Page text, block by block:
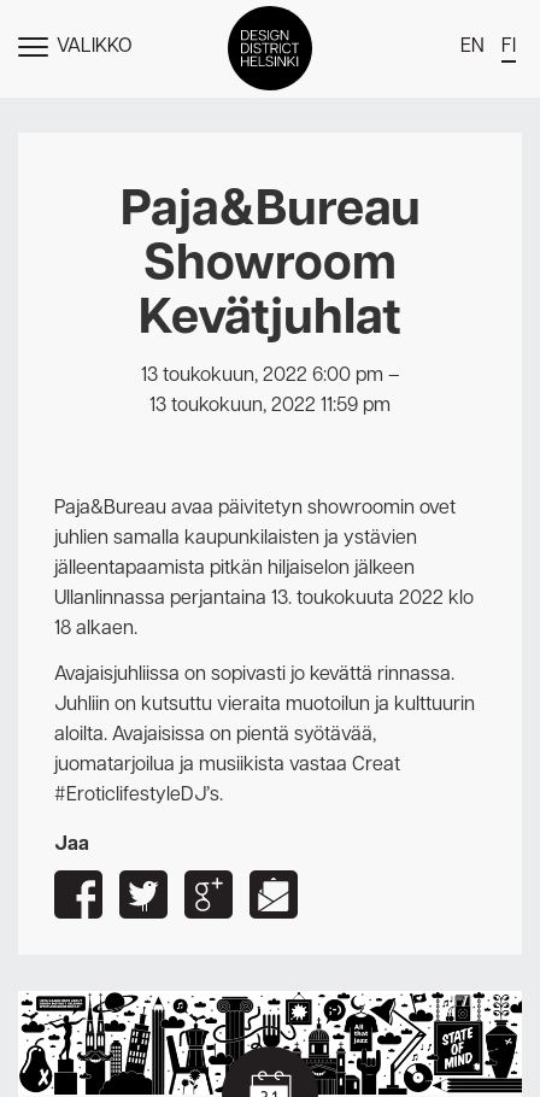
NÄYTÄVALIKKO EN FI
Jäsenet
Tapahtumat
Uutiset
Medialle
Meistä
Design District Helsingin jäsenyydestä
Paja&Bureau
Showroom
Kevätjuhlat
13 toukokuun, 2022 6:00 pm –
13 toukokuun, 2022 11:59 pm
Paja&Bureau avaa päivitetyn showroomin ovet
juhlien samalla kaupunkilaisten ja ystävien
jälleentapaamista pitkän hiljaiselon jälkeen
Ullanlinnassa perjantaina 13. toukokuuta 2022 klo
18 alkaen.
Avajaisjuhliissa on sopivasti jo kevättä rinnassa.
Juhliin on kutsuttu vieraita muotoilun ja kulttuurin
aloilta. Avajaisissa on pientä syötävää,
juomatarjoilua ja musiikista vastaa Creat
#EroticlifestyleDJ’s.
Jaa